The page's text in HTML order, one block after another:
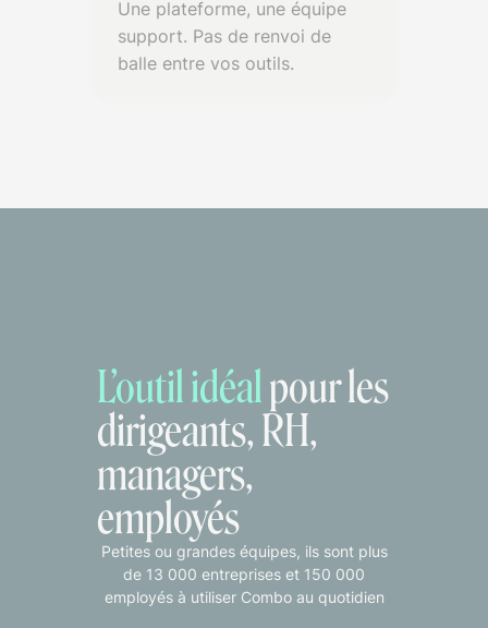
Une plateforme, une équipe
support. Pas de renvoi de
balle entre vos outils.
L’outil idéalpour les
dirigeants, RH,
managers,
employés
Petites ou grandes équipes, ils sont plus
de 13 000 entreprises et 150 000
employés à utiliser Combo au quotidien